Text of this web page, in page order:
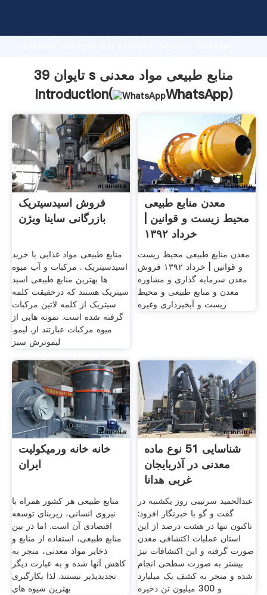
Grasping strong production capability, advanced
value and bring values to all of customers.
تایوان 39 s منابع طبیعی مواد معدنی
Introduction(
WhatsApp)
فروش اسیدسیتریک
بازرگانی ساینا ویژن
منابع طبیعی مواد غذایی با خرید
اسیدسیتریک . مرکبات و آب میوه
ها بهترین منابع طبیعی اسید
سیتریک هستند که درحقیقت کلمه
سیتریک از کلمه لاتین مرکبات
گرفته شده است. نمونه هایی از
میوه مرکبات عبارتند از. لیمو.
لیموترش سبز
معدن منابع طبیعی
محیط زیست و قوانین |
خرداد ۱۳۹۲
معدن منابع طبیعی محیط زیست
و قوانین | خرداد ۱۳۹۲ فروش
معدن سرمایه گذاری و مشاوره
معدن و منابع طبیعی و محیط
زیست و آبخیزذاری وغيره
خانه خانه ورمیکولیت
ایران
منابع طبیعی هر کشور همراه با
نیروی انسانی، زیربنای توسعه
اقتصادی آن است. اما در بین
منابع طبیعی، استفاده از منابع و
ذخایر مواد معدنی، منجر به
کاهش آنها شده و به عبارت دیگر
تجدیدپذیر نیستند. لذا بکارگیری
بهترین شیوه های
شناسایی 51 نوع ماده
معدنی در آذربایجان
غربی هدانا
عبدالحمید سرتیبی روز یکشنبه در
گفت و گو با خبرنگار افزود:
تاکنون تنها در هشت درصد از این
استان عملیات اکتشافی معدن
صورت گرفته و این اکتشافات نیز
بیشتر به صورت سطحی انجام
شده و منجر به کشف یک میلیارد
و 300 میلیون تن ذخیره